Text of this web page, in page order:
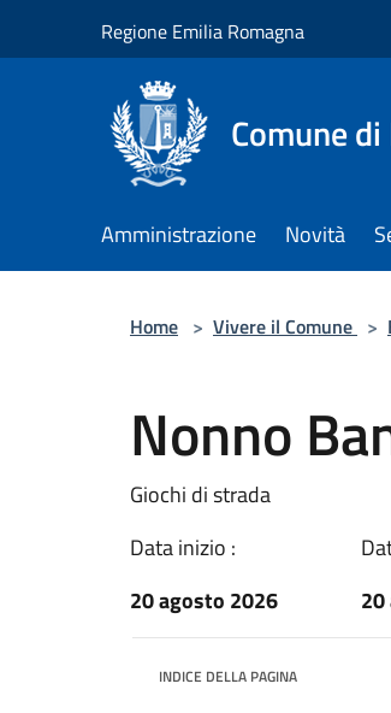
Regione Emilia Romagna
Comune
Amministrazione Novità
Home > Vivere il Comune >
Nonno
Giochi di strada
Data inizio :
20 agosto 2026
INDICE DELLA PAGINA